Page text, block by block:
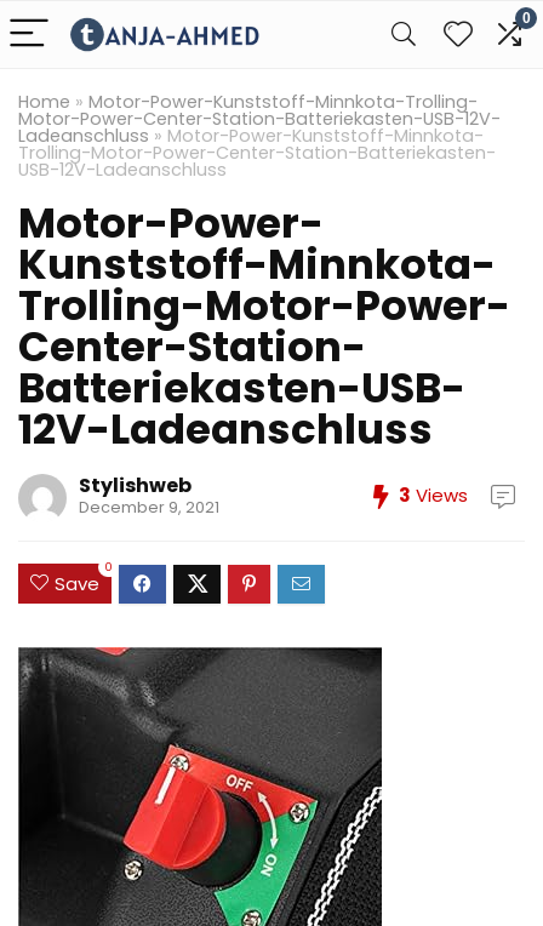
0
Home » Motor-Power-Kunststoff-Minnkota-Trolling-
Motor-Power-Center-Station-Batteriekasten-USB-12V-
Ladeanschluss » Motor-Power-Kunststoff-Minnkota-
Trolling-Motor-Power-Center-Station-Batteriekasten-
USB-12V-Ladeanschluss
Motor-Power-
Kunststoff-Minnkota-
Trolling-Motor-Power-
Center-Station-
Batteriekasten-USB-
12V-Ladeanschluss
Stylishweb
December 9, 2021 3 Views
Save
0